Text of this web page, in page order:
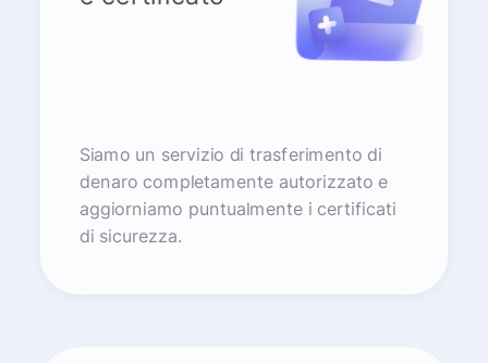
Siamo un servizio di trasferimento di
denaro completamente autorizzato e
aggiorniamo puntualmente i certificati
di sicurezza.